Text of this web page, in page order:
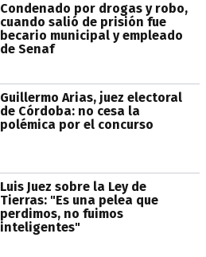
Condenado por drogas y robo,
cuando salió de prisión fue
becario municipal y empleado
de Senaf
Guillermo Arias, juez electoral
de Córdoba: no cesa la
polémica por el concurso
Luis Juez sobre la Ley de
Tierras: "Es una pelea que
perdimos, no fuimos
inteligentes"